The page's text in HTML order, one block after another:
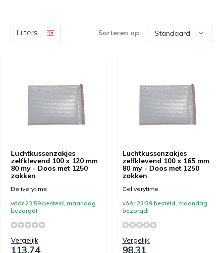
Filters Sorteren op:
Luchtkussenzakjes
zelfklevend 100 x 120 mm
80 my - Doos met 1250
zakken
Deliverytime
vóór 23:59 besteld, maandag
bezorgd!
Vergelijk
113,74
Luchtkussenzakjes
zelfklevend 100 x 165 mm
80 my - Doos met 1250
zakken
Deliverytime
vóór 23:59 besteld, maandag
bezorgd!
Vergelijk
98,31